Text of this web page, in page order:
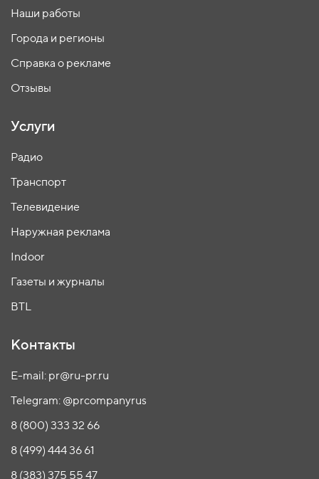
Наши работы
Города и регионы
Справка о рекламе
Отзывы
Услуги
Радио
Транспорт
Телевидение
Наружная реклама
Indoor
Газеты и журналы
BTL
Контакты
E-mail: pr@ru-pr.ru
Telegram: @prcompanyrus
8 (800) 333 32 66
8 (499) 444 36 61
8 (383) 375 55 47